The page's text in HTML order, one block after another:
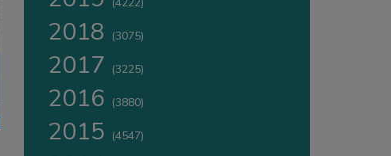
2018 (3075)
2017 (3225)
2016 (3880)
2015 (4547)